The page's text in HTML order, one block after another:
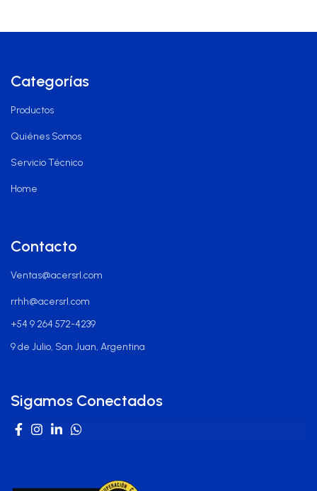
Categorías
Productos
Quiénes Somos
Servicio Técnico
Home
Contacto
Ventas@acersrl.com
rrhh@acersrl.com
+54 9 264 572-4239
9 de Julio, San Juan, Argentina
Sigamos Conectados